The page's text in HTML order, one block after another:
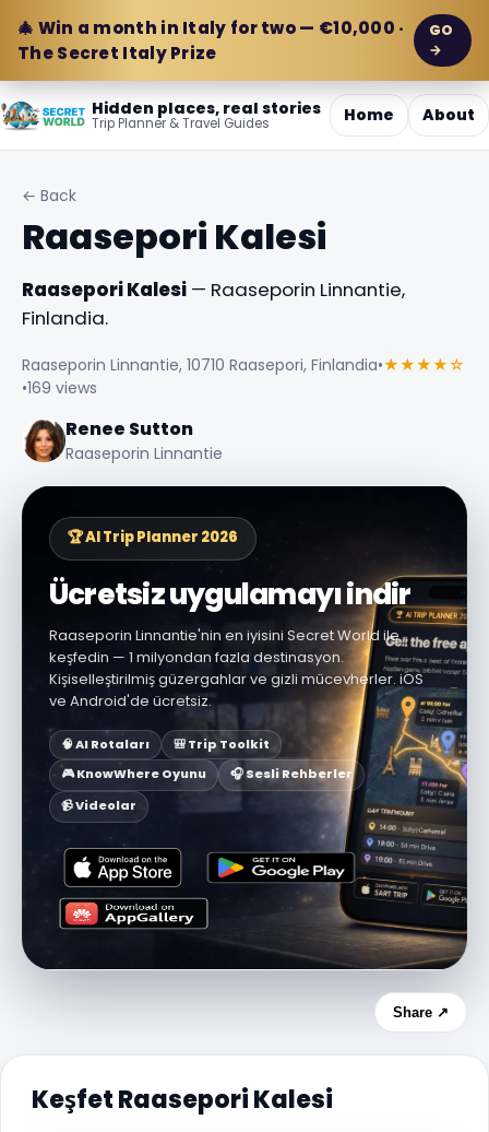
🎄 Win a month in Italy for two — €10,000 ·
The Secret Italy Prize
GO
→
Hidden places, real stories
Trip Planner & Travel Guides Home About
← Back
Raasepori Kalesi
Raasepori Kalesi — Raaseporin Linnantie,
Finlandia.
Raaseporin Linnantie, 10710 Raasepori, Finlandia•★★★★☆
•169 views
Renee Sutton
Raaseporin Linnantie
🏆 AI Trip Planner 2026
Ücretsiz uygulamayı indir
Raaseporin Linnantie'nin en iyisini Secret World ile
keşfedin — 1 milyondan fazla destinasyon.
Kişiselleştirilmiş güzergahlar ve gizli mücevherler. iOS
ve Android'de ücretsiz.
🧠 AI Rotaları
🎒 Trip Toolkit
🎮 KnowWhere Oyunu
🎧 Sesli Rehberler
📹 Videolar
Share ↗
Keşfet Raasepori Kalesi